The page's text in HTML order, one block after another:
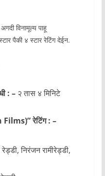
विनामूल्य पाहू
पैकी ४ स्टार रेटिंग देईन.
: –२ तास ४ मिनिटे
Films)” रेटिंग : –
निरंजन रामीरेड्डी,